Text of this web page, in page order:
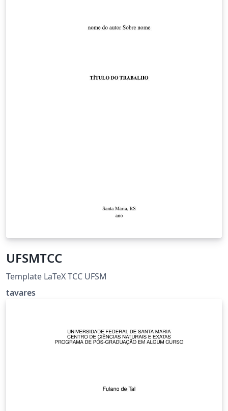
UFSMTCC
Template LaTeX TCC UFSM
tavares